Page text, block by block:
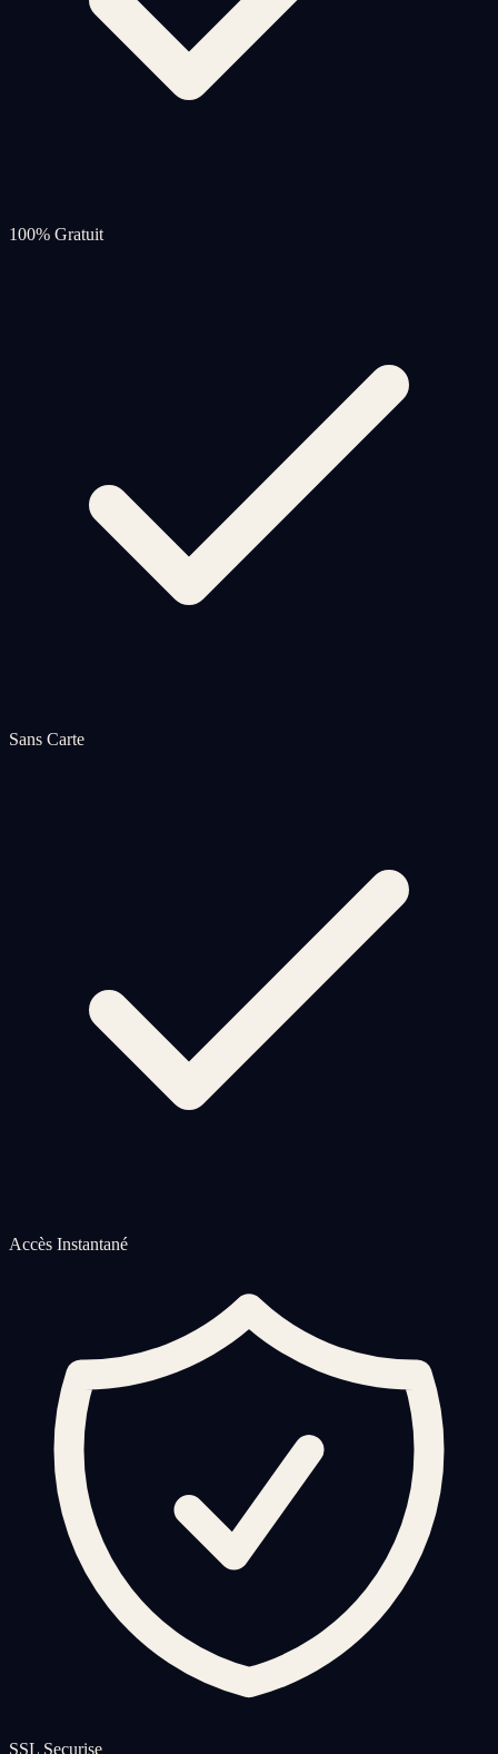
100% Gratuit
Sans Carte
Accès Instantané
SSL Securise